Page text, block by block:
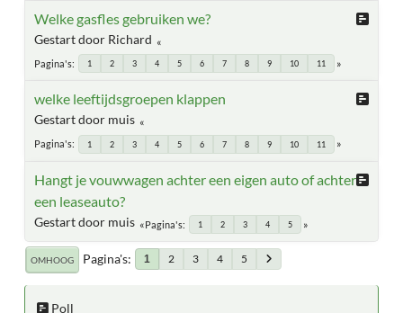
Welke gasfles gebruiken we?
Gestart door Richard
Pagina's 1 2 3 4 5 6 7 8 9 10 11
welke leeftijdsgroepen klappen
Gestart door muis
Pagina's 1 2 3 4 5 6 7 8 9 10 11
Hangt je vouwwagen achter een eigen auto of achter
een leaseauto?
Gestart door muis Pagina's 1 2 3 4 5
OMHOOG Pagina's 1 2 3 4 5
Poll